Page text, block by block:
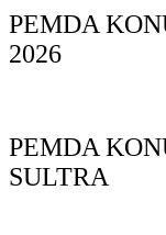
PEMDA
2026
PEMDA
SULTRA